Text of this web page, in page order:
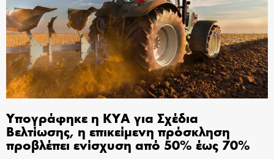
Υπογράφηκε η ΚΥΑ για Σχέδια
Βελτίωσης, η επικείμενη πρόσκληση
προβλέπει ενίσχυση από 50% έως 70%